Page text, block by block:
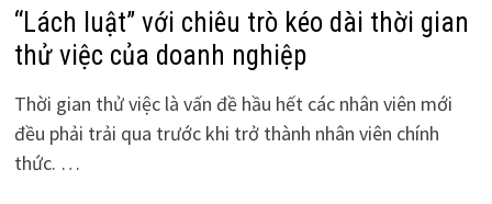
“Lách luật” với chiêu trò kéo dài thời gian
thử việc của doanh nghiệp
Thời gian thử việc là vấn đề hầu hết các nhân viên mới
đều phải trải qua trước khi trở thành nhân viên chính
thức. …